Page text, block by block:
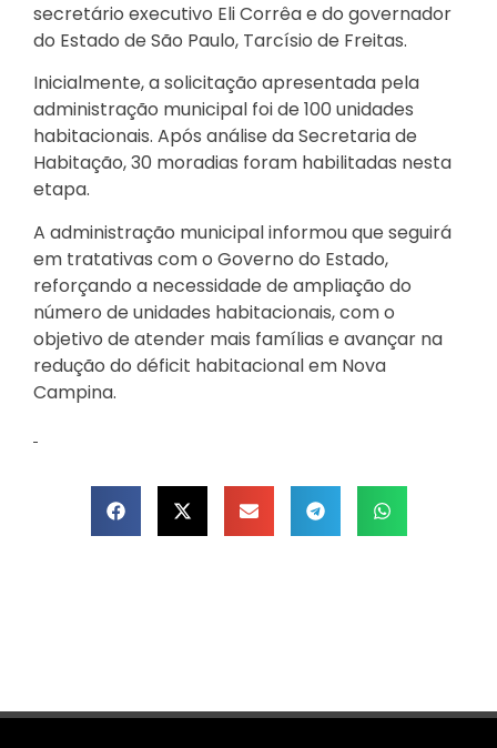
secretário executivo Eli Corrêa e do governador
do Estado de São Paulo, Tarcísio de Freitas.
Inicialmente, a solicitação apresentada pela
administração municipal foi de 100 unidades
habitacionais. Após análise da Secretaria de
Habitação, 30 moradias foram habilitadas nesta
etapa.
A administração municipal informou que seguirá
em tratativas com o Governo do Estado,
reforçando a necessidade de ampliação do
número de unidades habitacionais, com o
objetivo de atender mais famílias e avançar na
redução do déficit habitacional em Nova
Campina.